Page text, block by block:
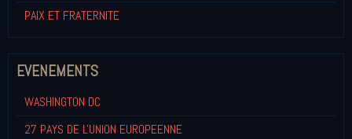
PAIX ET FRATERNITE
EVENEMENTS
WASHINGTON DC
27 PAYS DE L'UNION EUROPEENNE